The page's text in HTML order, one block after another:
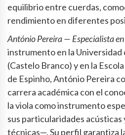
equilibrio entre cuerdas,
rendimiento en diferentes
António Pereira — Especialista
instrumento en la Universidad
(Castelo Branco) y en la
de Espinho, António Pereira
carrera académica con el
la viola como instrumento
sus particularidades acústicas
técnicas—. Su perfil garantiza